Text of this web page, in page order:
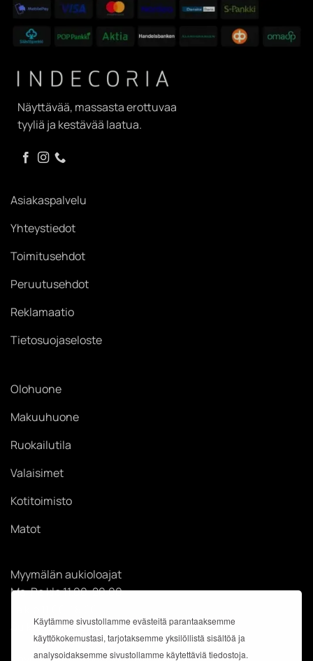
Käytämme sivustollamme evästeitä parantaaksemme
käyttökokemustasi, tarjotaksemme yksilöllistä sisältöä ja
analysoidaksemme sivustollamme käytettäviä tiedostoja.
Näyttävää, massasta erottuvaa
tyyliä ja kestävää laatua.
Asiakaspalvelu
Yhteystiedot
Toimitusehdot
Peruutusehdot
Reklamaatio
Tietosuojaseloste
Olohuone
Makuuhuone
Ruokailutila
Valaisimet
Kotitoimisto
Matot
Myymälän aukioloajat
Ma-Pe klo 11.00-20.00
Su klo 12.00-18.00